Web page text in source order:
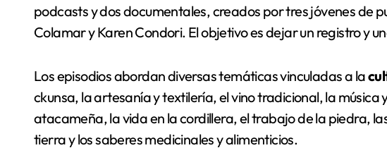
podcasts y dos documentales, creados por tres jóvenes de
Colamar y Karen Condori. El objetivo es dejar un registro y
Los episodios abordan diversas temáticas vinculadas a la
ckunsa, la artesanía y textilería, el vino tradicional, la
atacameña, la vida en la cordillera, el trabajo de la piedra,
tierra y los saberes medicinales y alimenticios.